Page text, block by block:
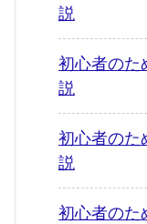
説
初心者の
説
初心者の
説
初心者の